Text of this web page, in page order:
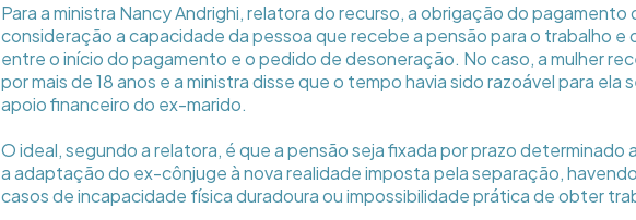
Para a ministra Nancy Andrighi, relatora do recurso, a obrigação do pagamento
consideração a capacidade da pessoa que recebe a pensão para o trabalho
entre o início do pagamento e o pedido de desoneração. No caso, a mulher
por mais de 18 anos e a ministra disse que o tempo havia sido razoável para ela
apoio financeiro do ex-marido.
O ideal, segundo a relatora, é que a pensão seja fixada por prazo determinado
a adaptação do ex-cônjuge à nova realidade imposta pela separação,
casos de incapacidade física duradoura ou impossibilidade prática de obter